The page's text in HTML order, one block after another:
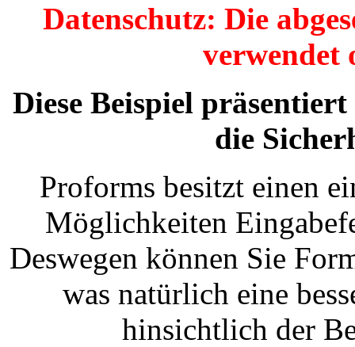
Datenschutz: Die
verwendet
Diese Beispiel
die
Proforms besitzt einen
Möglichkeiten
Deswegen können Sie
was natürlich eine
hinsichtlich der